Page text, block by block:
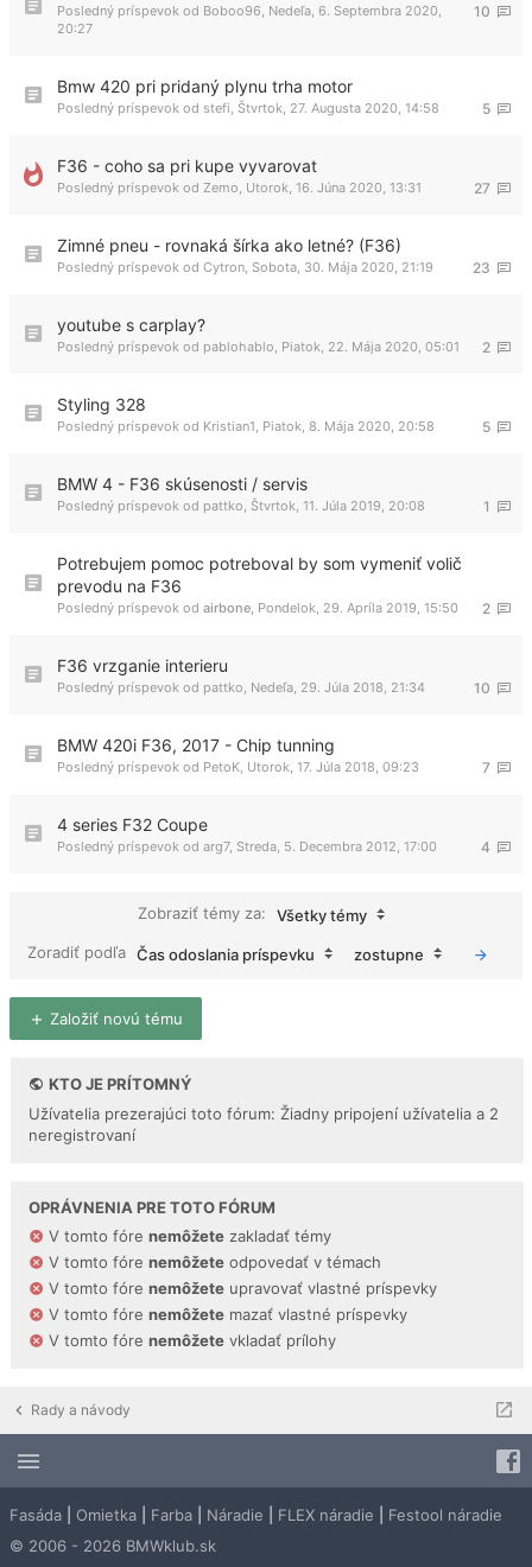
10
Posledný príspevok od Boboo96 Nedeľa, 6. Septembra 2020,
20:27
Bmw 420 pri pridaný plynu trha motor
5
Posledný príspevok od stefi Štvrtok, 27. Augusta 2020, 14:58
F36 - coho sa pri kupe vyvarovat
27
Posledný príspevok od Zemo Utorok, 16. Júna 2020, 13:31
Zimné pneu - rovnaká šírka ako letné? (F36)
23
Posledný príspevok od Cytron Sobota, 30. Mája 2020, 21:19
youtube s carplay?
2
Posledný príspevok od pablohablo Piatok, 22. Mája 2020, 05:01
Styling 328
5
Posledný príspevok od Kristian1 Piatok, 8. Mája 2020, 20:58
BMW 4 - F36 skúsenosti / servis
1
Posledný príspevok od pattko Štvrtok, 11. Júla 2019, 20:08
Potrebujem pomoc potreboval by som vymeniť volič
prevodu na F36
2
Posledný príspevok od airbone Pondelok, 29. Apríla 2019, 15:50
F36 vrzganie interieru
10
Posledný príspevok od pattko Nedeľa, 29. Júla 2018, 21:34
BMW 420i F36, 2017 - Chip tunning
7
Posledný príspevok od PetoK Utorok, 17. Júla 2018, 09:23
4 series F32 Coupe
4
Posledný príspevok od arg7, Streda, 5. Decembra 2012, 17:00
Zobraziť témy za:
Všetky témy
Zoradiť podľa Čas odoslania príspevku zostupne
Založiť novú tému
KTO JE PRÍTOMNÝ
Užívatelia prezerajúci toto fórum: Žiadny pripojení užívatelia a 2
neregistrovaní
OPRÁVNENIA PRE TOTO FÓRUM
V tomto fóre nemôžete zakladať témy
V tomto fóre nemôžete odpovedať v témach
V tomto fóre nemôžete upravovať vlastné príspevky
V tomto fóre nemôžete mazať vlastné príspevky
V tomto fóre nemôžete vkladať prílohy
Rady a návody
Fasáda Omietka Farba Náradie FLEX náradie
Festool náradie
© 2006 - 2026 BMWklub.sk